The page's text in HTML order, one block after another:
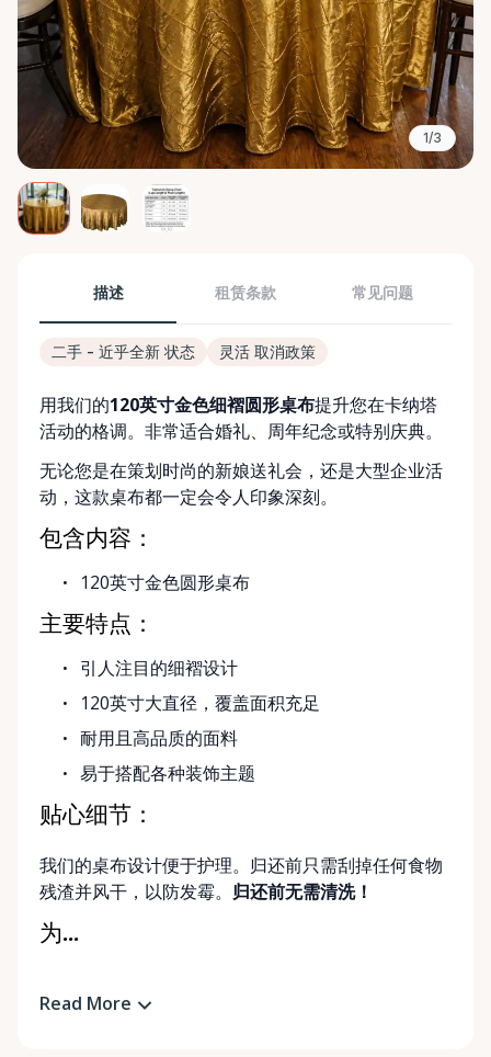
1/3
描述 租赁条款 常见问题
二手 - 近乎全新 状态 灵活 取消政策
用我们的120英寸金色细褶圆形桌布提升您在卡纳塔
活动的格调。非常适合婚礼、周年纪念或特别庆典。
无论您是在策划时尚的新娘送礼会，还是大型企业活
动，这款桌布都一定会令人印象深刻。
包含内容：
120英寸金色圆形桌布
主要特点：
引人注目的细褶设计
120英寸大直径，覆盖面积充足
耐用且高品质的面料
易于搭配各种装饰主题
贴心细节：
我们的桌布设计便于护理。归还前只需刮掉任何食物
残渣并风干，以防发霉。 归还前无需清洗！
为...
Read More